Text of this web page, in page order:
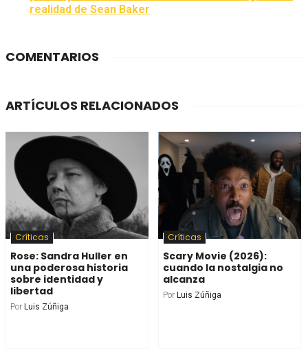
realidad de Sean Baker
COMENTARIOS
ARTÍCULOS RELACIONADOS
Críticas
Rose: Sandra Huller en
una poderosa historia
sobre identidad y
libertad
Por Luis Zúñiga
Críticas
Scary Movie (2026):
cuando la nostalgia no
alcanza
Por Luis Zúñiga